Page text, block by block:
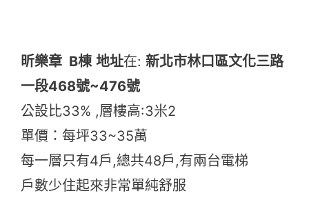
昕樂章 B棟 地址在: 新北市林口區文化三路
一段468號~476號
公設比33% ,層樓高:3米2
單價：每坪33~35萬
每一層只有4戶,總共48戶,有兩台電梯
戶數少住起來非常單純舒服